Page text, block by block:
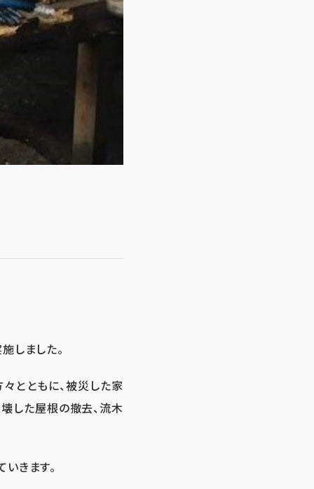
しました。
とともに、被災した家
した屋根の撤去、流木
きます。